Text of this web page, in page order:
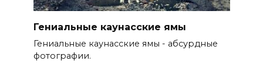
Гениальные каунасские ямы
Гениальные каунасские ямы - абсурдные
фотографии.